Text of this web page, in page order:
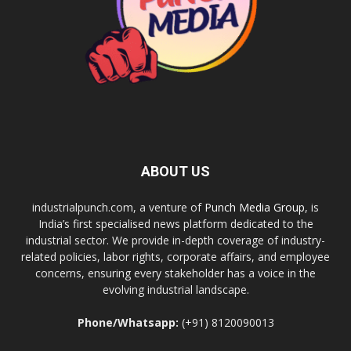
ABOUT US
industrialpunch.com, a venture of Punch Media Group, is
India’s first specialised news platform dedicated to the
industrial sector. We provide in-depth coverage of industry-
related policies, labor rights, corporate affairs, and employee
concerns, ensuring every stakeholder has a voice in the
evolving industrial landscape.
Phone/Whatsapp: (+91) 8120090013